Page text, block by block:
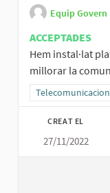
Equip Govern
ACCEPTADES
Hem instal·lat
millorar la
Resultats al filtrar
CREAT EL
27/11/2022